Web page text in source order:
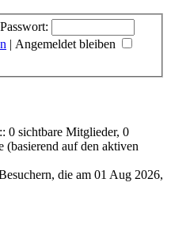
Passwort:
| Angemeldet bleiben
0 sichtbare Mitglieder, 0
(basierend auf den aktiven
die am 01 Aug 2026,